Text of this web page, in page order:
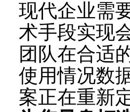
现代企业需
术手段实现
团队在合适
使用情况数
案正在重新